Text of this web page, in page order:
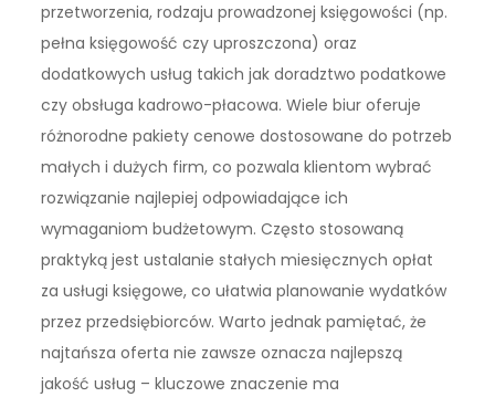
przetworzenia, rodzaju prowadzonej księgowości (np.
pełna księgowość czy uproszczona) oraz
dodatkowych usług takich jak doradztwo podatkowe
czy obsługa kadrowo-płacowa. Wiele biur oferuje
różnorodne pakiety cenowe dostosowane do potrzeb
małych i dużych firm, co pozwala klientom wybrać
rozwiązanie najlepiej odpowiadające ich
wymaganiom budżetowym. Często stosowaną
praktyką jest ustalanie stałych miesięcznych opłat
za usługi księgowe, co ułatwia planowanie wydatków
przez przedsiębiorców. Warto jednak pamiętać, że
najtańsza oferta nie zawsze oznacza najlepszą
jakość usług – kluczowe znaczenie ma